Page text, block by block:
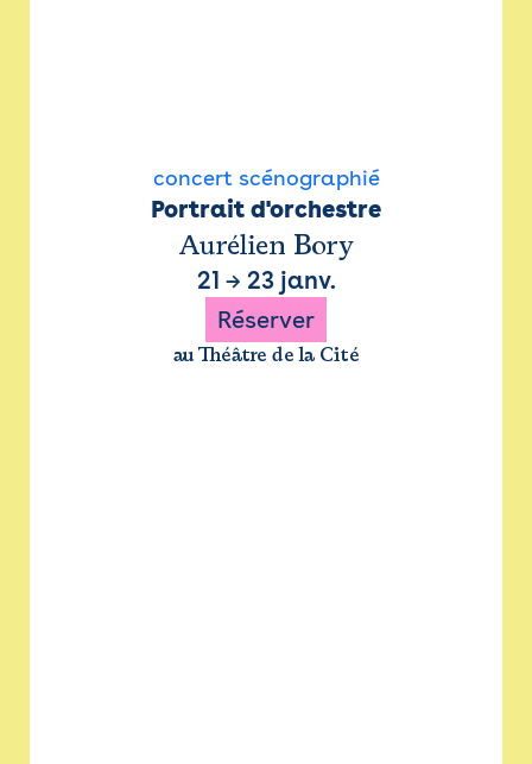
concert scénographié
Portrait d'orchestre
Aurélien Bory
21 → 23 janv.
Réserver
au Théâtre de la Cité